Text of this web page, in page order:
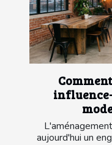
aujourd'hui un